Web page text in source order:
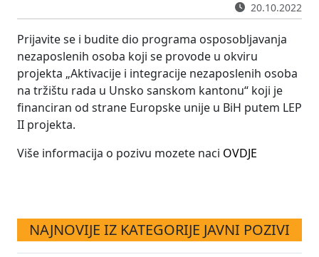
20.10.2022
Prijavite se i budite dio programa osposobljavanja
nezaposlenih osoba koji se provode u okviru
projekta „Aktivacije i integracije nezaposlenih osoba
na tržištu rada u Unsko sanskom kantonu“ koji je
financiran od strane Europske unije u BiH putem LEP
II projekta.
Više informacija o pozivu mozete naci OVDJE
NAJNOVIJE IZ KATEGORIJE JAVNI POZIVI